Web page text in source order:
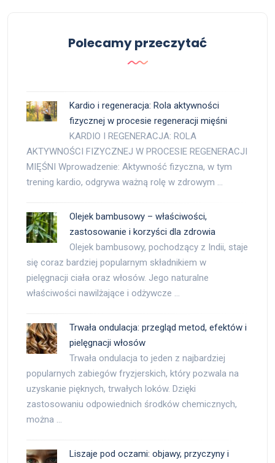
Polecamy przeczytać
Kardio i regeneracja: Rola aktywności
fizycznej w procesie regeneracji mięśni
KARDIO I REGENERACJA: ROLA
AKTYWNOŚCI FIZYCZNEJ W PROCESIE REGENERACJI
MIĘŚNI Wprowadzenie: Aktywność fizyczna, w tym
trening kardio, odgrywa ważną rolę w zdrowym …
Olejek bambusowy – właściwości,
zastosowanie i korzyści dla zdrowia
Olejek bambusowy, pochodzący z Indii, staje
się coraz bardziej popularnym składnikiem w
pielęgnacji ciała oraz włosów. Jego naturalne
właściwości nawilżające i odżywcze …
Trwała ondulacja: przegląd metod, efektów i
pielęgnacji włosów
Trwała ondulacja to jeden z najbardziej
popularnych zabiegów fryzjerskich, który pozwala na
uzyskanie pięknych, trwałych loków. Dzięki
zastosowaniu odpowiednich środków chemicznych,
można …
Liszaje pod oczami: objawy, przyczyny i